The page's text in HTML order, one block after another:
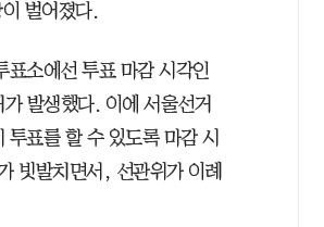
벌어졌다.
표소에선 투표 마감 시각인
발생했다. 이에 서울선거
표를 할 수 있도록 마감 시
빗발치면서, 선관위가 이례